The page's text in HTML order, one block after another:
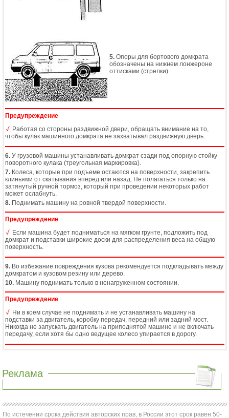
5. Опоры для бортового домкрата
обозначены на нижнем лонжероне
оттисками (стрелки).
Предупреждение
Работая со стороны раздвижной двери, обращать внимание на то,
чтобы кулак машинного домкрата не захватывал раздвижную дверь.
6. У грузовой машины устанавливать домкрат сзади под опорную стойку
поворотного кулака (треугольная маркировка).
7. Колеса, которые при подъеме остаются на поверхности, закрепить
клиньями от скатывания вперед или назад. Не полагаться только на
затянутый ручной тормоз, который при проведении некоторых работ
может ослабнуть.
8. Поднимать машину на ровной твердой поверхности.
Предупреждение
Если машина будет подниматься на мягком грунте, подложить под
домкрат и подставки широкие доски для распределения веса на общую
поверхность.
9. Во избежание повреждения кузова рекомендуется подкладывать между
домкратом и кузовом резину или дерево.
10. Машину поднимать только в ненагруженном состоянии.
Предупреждение
Ни в коем случае не поднимать и не устанавливать машину на
подставки за двигатель, коробку передач, передний или задний мост.
Никогда не запускать двигатель на приподнятой машине и не включать
передачу, если хотя бы одно ведущее колесо упирается в дорогу.
Реклама
По истечении срока действия авторских прав, в России этот срок равен 50-